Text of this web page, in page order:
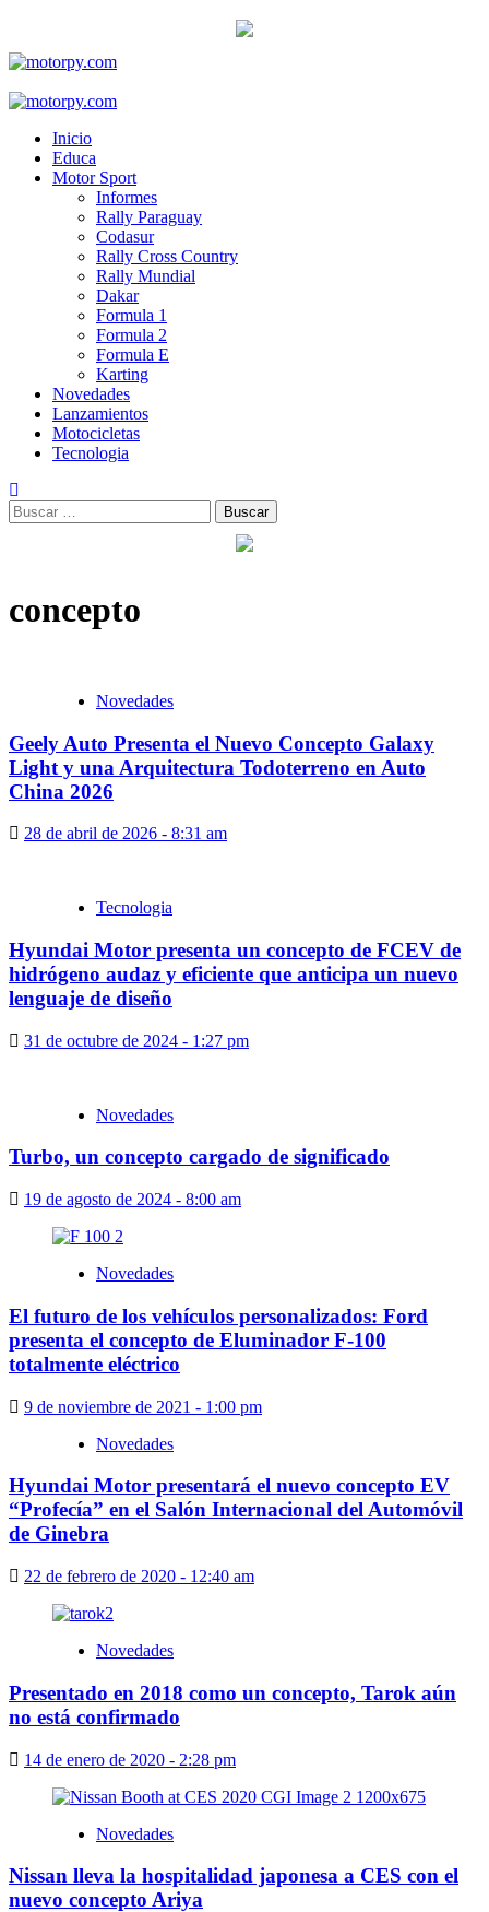
content
Primary
Inicio
Educa
Motor Sport
Informes
Rally Paraguay
Codasur
Rally Cross Country
Rally Mundial
Dakar
Formula 1
Formula 2
Formula E
Karting
Novedades
Lanzamientos
Motocicletas
Tecnologia
Buscar:
concepto
Novedades
Geely Auto Presenta el Nuevo Concepto Galaxy
Light y una Arquitectura Todoterreno en Auto
China 2026
28 de abril de 2026 - 8:31 am
Tecnologia
Hyundai Motor presenta un concepto de FCEV de
hidrógeno audaz y eficiente que anticipa un nuevo
lenguaje de diseño
31 de octubre de 2024 - 1:27 pm
Novedades
Turbo, un concepto cargado de significado
19 de agosto de 2024 - 8:00 am
Novedades
El futuro de los vehículos personalizados: Ford
presenta el concepto de Eluminador F-100
totalmente eléctrico
9 de noviembre de 2021 - 1:00 pm
Novedades
Hyundai Motor presentará el nuevo concepto EV
“Profecía” en el Salón Internacional del Automóvil
de Ginebra
22 de febrero de 2020 - 12:40 am
Novedades
Presentado en 2018 como un concepto, Tarok aún
no está confirmado
14 de enero de 2020 - 2:28 pm
Novedades
Nissan lleva la hospitalidad japonesa a CES con el
nuevo concepto Ariya